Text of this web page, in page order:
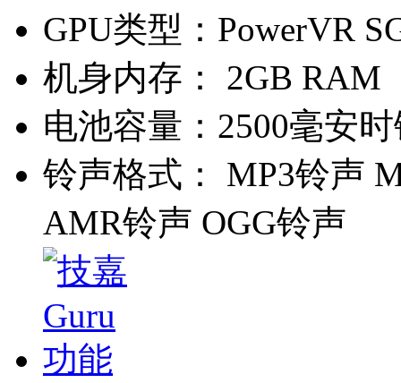
GPU类型： PowerVR
机身内存：
2GB RAM
电池容量： 2500毫安
铃声格式：
MP3铃声
AMR铃声 OGG铃声